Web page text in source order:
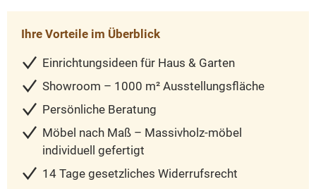
Ihre Vorteile im Überblick
Einrichtungsideen für Haus & Garten
Showroom – 1000 m² Ausstellungsfläche
Persönliche Beratung
Möbel nach Maß – Massivholz-möbel
individuell gefertigt
14 Tage gesetzliches Widerrufsrecht